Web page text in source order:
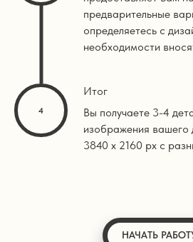
предварительные
определяетесь с
необходимости
Итог
Вы получаете 3-4
изображения
3840 х 2160 px с
НАЧАТЬ